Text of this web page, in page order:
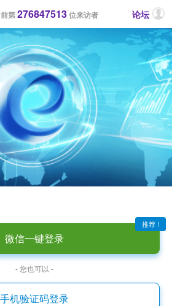
第276847513位来访者 论坛
推荐 !
微信一键登录
- 您也可以 -
手机验证码登录